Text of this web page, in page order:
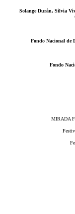
Solange Durán, Silvia
Fondo Nacional de
Fondo
MIRADA